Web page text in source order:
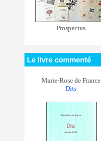
Prospectus
Le livre commenté
Marie-Rose de France
Dits